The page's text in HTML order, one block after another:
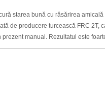
starea bună cu răsărirea
de producere turcească FRC 2T,
prezent manual. Rezultatul este